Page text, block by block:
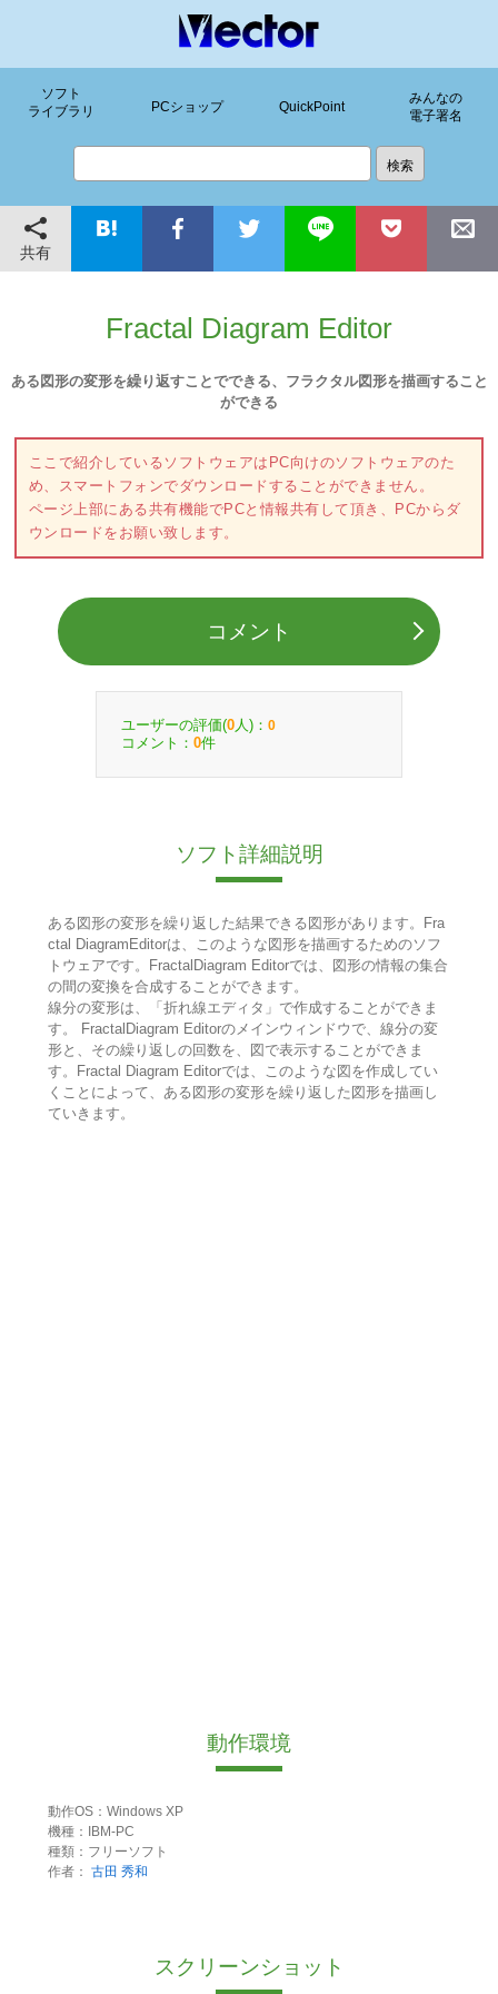
ソフト
ライブラリ
PCショップ QuickPoint
みんなの
電子署名
共有
Fractal Diagram Editor
ある図形の変形を繰り返すことでできる、フラクタル図形を描画すること
ができる
ここで紹介しているソフトウェアはPC向けのソフトウェアのた
め、スマートフォンでダウンロードすることができません。
ページ上部にある共有機能でPCと情報共有して頂き、PCからダ
ウンロードをお願い致します。
コメント
ユーザーの評価(0 人)： 0
コメント： 0件
ソフト詳細説明
ある図形の変形を繰り返した結果できる図形があります。Fra
ctal DiagramEditorは、このような図形を描画するためのソフ
トウェアです。FractalDiagram Editorでは、図形の情報の集合
の間の変換を合成することができます。
線分の変形は、「折れ線エディタ」で作成することができま
す。 FractalDiagram Editorのメインウィンドウで、線分の変
形と、その繰り返しの回数を、図で表示することができま
す。Fractal Diagram Editorでは、このような図を作成してい
くことによって、ある図形の変形を繰り返した図形を描画し
ていきます。
動作環境
動作OS：Windows XP
機種：IBM-PC
種類：フリーソフト
作者： 古田 秀和
スクリーンショット